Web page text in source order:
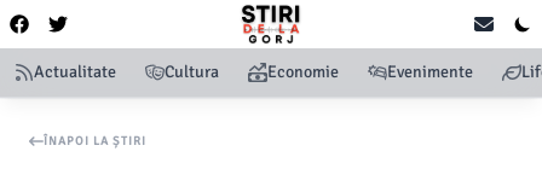
Actualitate Cultura Economie Evenimente
ÎNAPOI LA ȘTIRI